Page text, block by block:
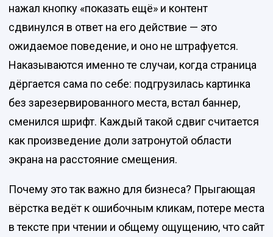
нажал кнопку «показать ещё» и контент
сдвинулся в ответ на его действие — это
ожидаемое поведение, и оно не штрафуется.
Наказываются именно те случаи, когда страница
дёргается сама по себе: подгрузилась картинка
без зарезервированного места, встал баннер,
сменился шрифт. Каждый такой сдвиг считается
как произведение доли затронутой области
экрана на расстояние смещения.
Почему это так важно для бизнеса? Прыгающая
вёрстка ведёт к ошибочным кликам, потере места
в тексте при чтении и общему ощущению, что сайт